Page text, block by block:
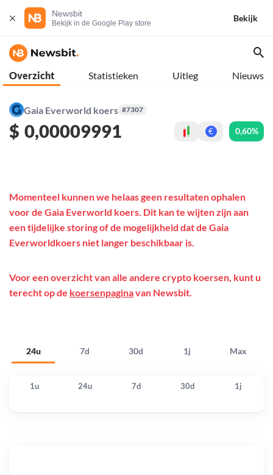
Newsbit
Bekijk in de Google Play store
Bekijk
Overzicht Statistieken Uitleg Nieuws
Gaia Everworld koers #7307
$ 0,00009991 € 0,60%
24u 7d 30d 1j Max
Momenteel kunnen we helaas geen resultaten ophalen
voor de Gaia Everworld koers. Dit kan te wijten zijn aan
een tijdelijke storing of de mogelijkheid dat de Gaia
Everworldkoers niet langer beschikbaar is.
Voor een overzicht van alle andere crypto koersen, kunt u
terecht op de koersenpaginavan Newsbit.
1u 24u 7d 30d 1j